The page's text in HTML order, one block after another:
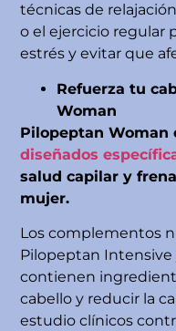
técnicas de
o el ejercicio regular
estrés y evitar que
Refuerza tu
Woman
Pilopeptan
diseñados
salud capilar y
mujer.
Los complementos
Pilopeptan
contienen
cabello y reducir la
estudio clínicos